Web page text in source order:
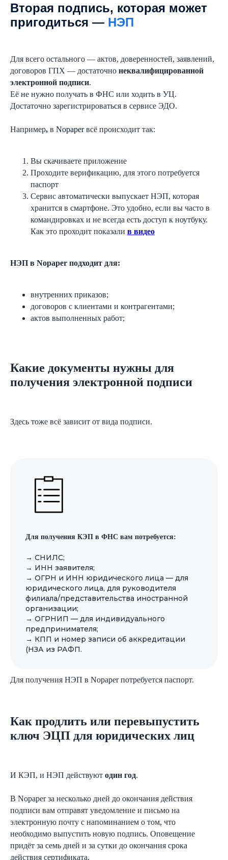
Вторая подпись, которая может
пригодиться — НЭП
Для всего остального — актов, доверенностей, заявлений,
договоров ГПХ — достаточно неквалифицированной
электронной подписи.
Её не нужно получать в ФНС или ходить в УЦ.
Достаточно зарегистрироваться в сервисе ЭДО.
Например, в Nopaper всё происходит так:
Вы скачиваете приложение
Проходите верификацию, для этого потребуется
паспорт
Сервис автоматически выпускает НЭП, которая
хранится в смартфоне. Это удобно, если вы часто в
командировках и не всегда есть доступ к ноутбуку.
Как это проходит показали в видео
НЭП в Nopaper подходит для:
внутренних приказов;
договоров с клиентами и контрагентами;
актов выполненных работ;
Какие документы нужны для
получения электронной подписи
Здесь тоже всё зависит от вида подписи.
Для получения КЭП в ФНС вам потребуется:
→ СНИЛС;
→ ИНН заявителя;
→ ОГРН и ИНН юридического лица — для
юридического лица, для руководителя
филиала/представительства иностранной
организации;
→ ОГРНИП — для индивидуального
предпринимателя;
→ КПП и номер записи об аккредитации
(НЗА из РАФП.
Для получения НЭП в Nopaper потребуется паспорт.
Как продлить или перевыпустить
ключ ЭЦП для юридических лиц
И КЭП, и НЭП действуют один год.
В Nopaper за несколько дней до окончания действия
подписи вам отправят уведомление и письмо на
электронную почту с напоминанием о том, что
необходимо выпустить новую подпись. Оповещение
придёт за семь дней и за сутки до окончания срока
действия сертификата.
Экономьте время и деньги
— переходите на Nopaper
+7
Согласенна обработку персональных
данных в соответствии сПолитикой
В одно подписание входит неограниченное число